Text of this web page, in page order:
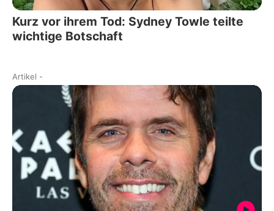
Kurz vor ihrem Tod: Sydney Towle teilte
wichtige Botschaft
Artikel -